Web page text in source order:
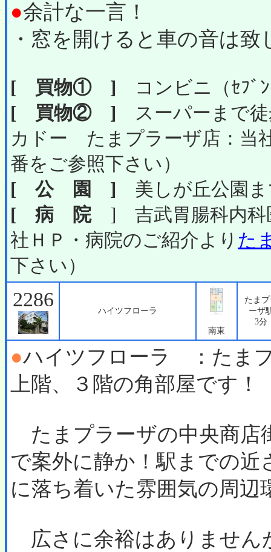
●余計な一言！
・窓を開けると車の音は致
[ 買物① ] コンビニ（ｾﾌﾞﾝ
[ 買物② ] スーパーまで徒
カドー たまプラーザ店：当
番をご参照下さい）
[ 公 園 ] 美しが丘公園ま
[ 病 院 ] 吉武胃腸科内科
社ＨＰ・病院のご紹介より た
下さい）
2286
ハイツフローラ
南東
たま
ーザ
3分
●ハイツフローラ ：たま
上階、３階の角部屋です！
たまプラーザの中央商店
で案外に静か！駅までの
に落ち着いた雰囲気の周辺
広さに余裕はありません